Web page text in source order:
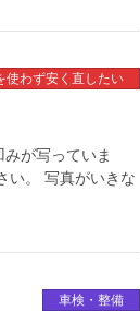
使わず安く直したい
が写っていま
い。 写真がいきな
車検・整備